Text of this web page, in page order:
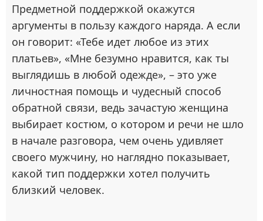
Предметной поддержкой окажутся
аргументы в пользу каждого наряда. А если
он говорит: «Тебе идет любое из этих
платьев», «Мне безумно нравится, как ты
выглядишь в любой одежде», – это уже
личностная помощь и чудесный способ
обратной связи, ведь зачастую женщина
выбирает костюм, о котором и речи не шло
в начале разговора, чем очень удивляет
своего мужчину, но наглядно показывает,
какой тип поддержки хотел получить
близкий человек.